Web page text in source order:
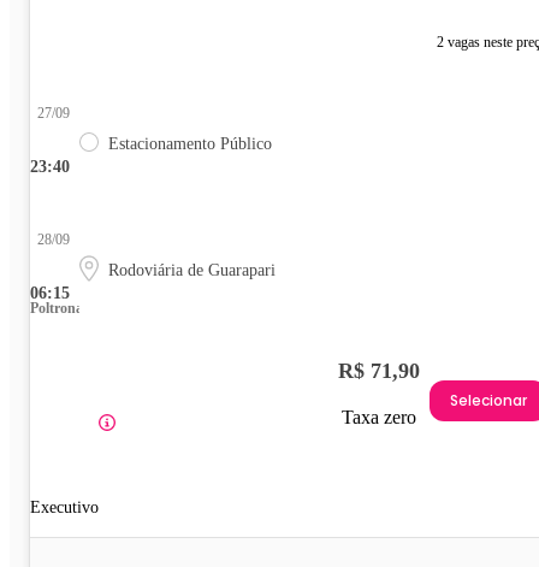
2 vagas neste
23:40
27/09
Estacionamento Público
06:15
28/09
Rodoviária de Guarapari
Poltrona
Executivo
R$ 71,90
Taxa zero
Selecionar